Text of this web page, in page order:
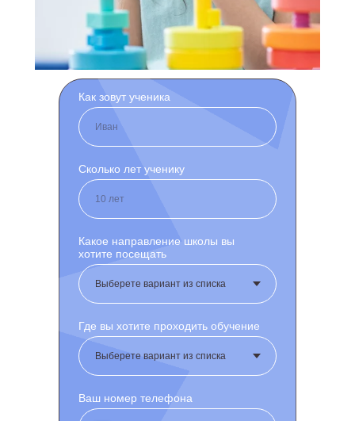
Как зовут ученика
Сколько лет ученику
Какое направление школы вы
хотите посещать
Где вы хотите проходить обучение
Ваш номер телефона